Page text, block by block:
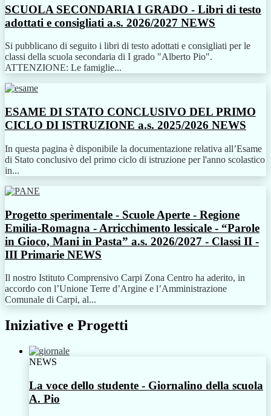
SCUOLA SECONDARIA I GRADO - Libri di testo
adottati e consigliati a.s. 2026/2027 NEWS
Si pubblicano di seguito i libri di testo adottati e consigliati per le
classi della scuola secondaria di I grado "Alberto Pio".
ATTENZIONE: Le famiglie...
ESAME DI STATO CONCLUSIVO DEL PRIMO
CICLO DI ISTRUZIONE a.s. 2025/2026 NEWS
In questa pagina è disponibile la documentazione relativa all’Esame
di Stato conclusivo del primo ciclo di istruzione per l'anno scolastico
in...
Progetto sperimentale - Scuole Aperte - Regione
Emilia-Romagna - Arricchimento lessicale - “Parole
in Gioco, Mani in Pasta” a.s. 2026/2027 - Classi II -
III Primarie NEWS
Il nostro Istituto Comprensivo Carpi Zona Centro ha aderito, in
accordo con l’Unione Terre d’Argine e l’Amministrazione
Comunale di Carpi, al...
Iniziative e Progetti
NEWS
La voce dello studente - Giornalino della scuola
A. Pio